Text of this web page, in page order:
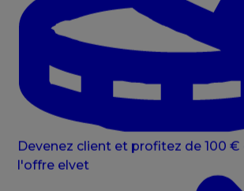
Devenez client et profitez de 100
l'offre elvet